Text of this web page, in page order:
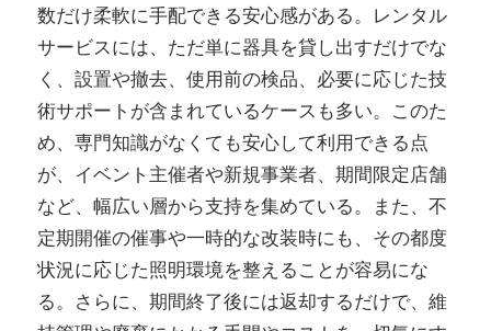
数だけ柔軟に手配できる安心感がある。レンタル
サービスには、ただ単に器具を貸し出すだけでな
く、設置や撤去、使用前の検品、必要に応じた技
術サポートが含まれているケースも多い。このた
め、専門知識がなくても安心して利用できる点
が、イベント主催者や新規事業者、期間限定店舗
など、幅広い層から支持を集めている。また、不
定期開催の催事や一時的な改装時にも、その都度
状況に応じた照明環境を整えることが容易にな
る。さらに、期間終了後には返却するだけで、維